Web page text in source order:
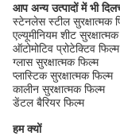
आप अन्य उत्पादों में भी
स्टेनलेस स्टील सुरक्षात्मक
एल्यूमीनियम शीट
ऑटोमोटिव प्रोटेक्टिव फिल्म
ग्लास सुरक्षात्मक फिल्म
प्लास्टिक सुरक्षात्मक फिल्म
कालीन सुरक्षात्मक फिल्म
डेंटल बैरियर फिल्म
हम क्यों